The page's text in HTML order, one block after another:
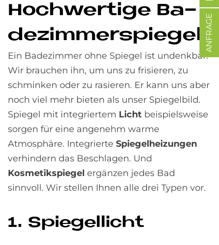
Hoch­wer­ti­ge Ba­
de­zim­mer­spie­gel
Ein Badezimmer ohne Spiegel ist undenkbar.
Wir brauchen ihn, um uns zu frisieren, zu
schminken oder zu rasieren. Er kann uns aber
noch viel mehr bieten als unser Spiegelbild.
Spiegel mit integriertem Licht beispielsweise
sorgen für eine angenehm warme
Atmosphäre. Integrierte Spiegelheizungen
verhindern das Beschlagen. Und
Kosmetikspiegel ergänzen jedes Bad
sinnvoll. Wir stellen Ihnen alle drei Typen vor.
1. Spie­gel­li­cht
ANFRAGE